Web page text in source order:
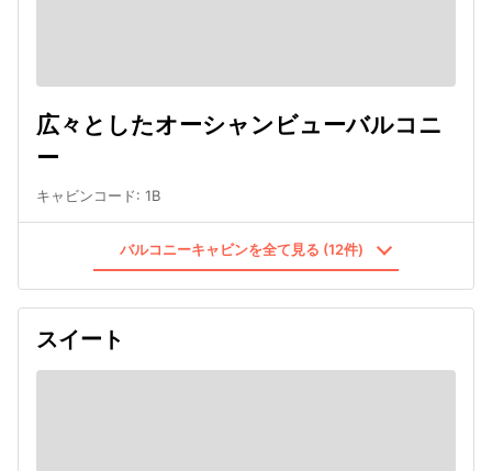
広々としたオーシャンビューバルコニ
ー
キャビンコード: 1B
バルコニーキャビンを全て見る (12件)
スイート